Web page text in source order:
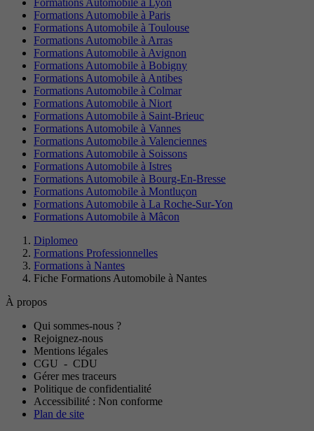
Formations Automobile à Lyon
Formations Automobile à Paris
Formations Automobile à Toulouse
Formations Automobile à Arras
Formations Automobile à Avignon
Formations Automobile à Bobigny
Formations Automobile à Antibes
Formations Automobile à Colmar
Formations Automobile à Niort
Formations Automobile à Saint-Brieuc
Formations Automobile à Vannes
Formations Automobile à Valenciennes
Formations Automobile à Soissons
Formations Automobile à Istres
Formations Automobile à Bourg-En-Bresse
Formations Automobile à Montluçon
Formations Automobile à La Roche-Sur-Yon
Formations Automobile à Mâcon
Diplomeo
Formations Professionnelles
Formations à Nantes
Fiche Formations Automobile à Nantes
À propos
Qui sommes-nous ?
Rejoignez-nous
Mentions légales
CGU - CDU
Gérer mes traceurs
Politique de confidentialité
Accessibilité : Non conforme
Plan de site